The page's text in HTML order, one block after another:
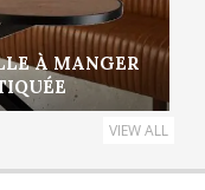
À MANGER
VIEW ALL